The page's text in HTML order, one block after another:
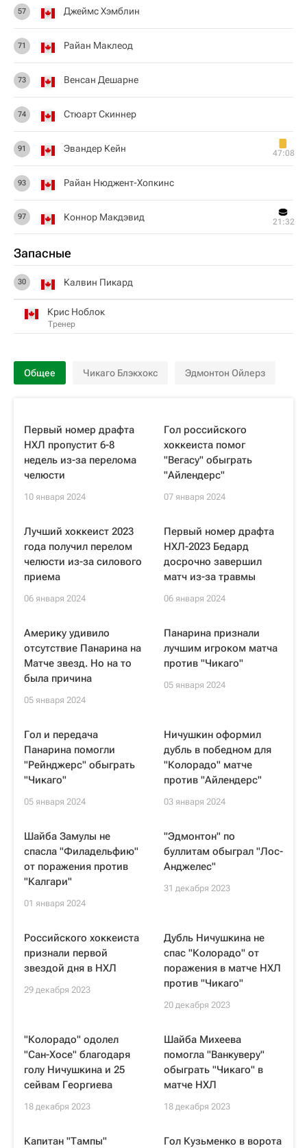
57 Джеймс Хэмблин
71 Райан Маклеод
73 Венсан Дешарне
74 Стюарт Скиннер
91 Эвандер Кейн 47:08
93 Райан Нюджент-Хопкинс
97 Коннор Макдэвид 21:32
Запасные
30 Калвин Пикард
Крис Ноблок
Тренер
Общее Чикаго Блэкхокс Эдмонтон Ойлерз
Первый номер драфта
НХЛ пропустит 6-8
недель из-за перелома
челюсти
10 января 2024
Гол российского
хоккеиста помог
"Вегасу" обыграть
"Айлендерс"
07 января 2024
Лучший хоккеист 2023
года получил перелом
челюсти из-за силового
приема
06 января 2024
Первый номер драфта
НХЛ-2023 Бедард
досрочно завершил
матч из-за травмы
06 января 2024
Америку удивило
отсутствие Панарина на
Матче звезд. Но на то
была причина
05 января 2024
Панарина признали
лучшим игроком матча
против "Чикаго"
05 января 2024
Гол и передача
Панарина помогли
"Рейнджерс" обыграть
"Чикаго"
05 января 2024
Ничушкин оформил
дубль в победном для
"Колорадо" матче
против "Айлендерс"
03 января 2024
Шайба Замулы не
спасла "Филадельфию"
от поражения против
"Калгари"
01 января 2024
"Эдмонтон" по
буллитам обыграл "Лос-
Анджелес"
31 декабря 2023
Российского хоккеиста
признали первой
звездой дня в НХЛ
29 декабря 2023
Дубль Ничушкина не
спас "Колорадо" от
поражения в матче НХЛ
против "Чикаго"
20 декабря 2023
"Колорадо" одолел
"Сан-Хосе" благодаря
голу Ничушкина и 25
сейвам Георгиева
18 декабря 2023
Шайба Михеева
помогла "Ванкуверу"
обыграть "Чикаго" в
матче НХЛ
18 декабря 2023
Капитан "Тампы"
Гол Кузьменко в ворота